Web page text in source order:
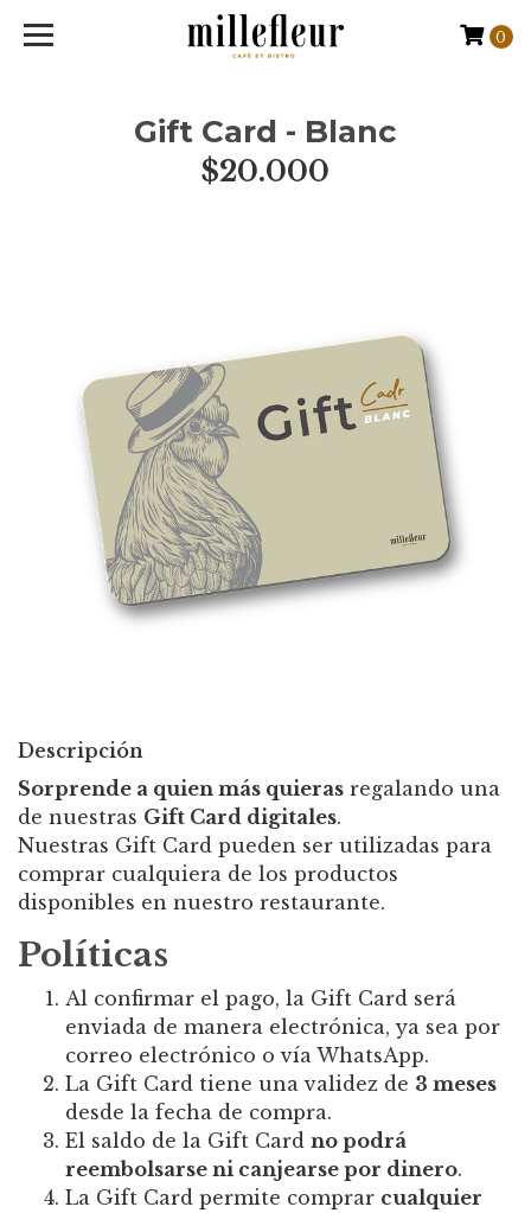
0
Gift Card - Blanc
$20.000
Descripción
Sorprende a quien más quieras regalando una
de nuestras Gift Card digitales.
Nuestras Gift Card pueden ser utilizadas para
comprar cualquiera de los productos
disponibles en nuestro restaurante.
Políticas
Al confirmar el pago, la Gift Card será
enviada de manera electrónica, ya sea por
correo electrónico o vía WhatsApp.
La Gift Card tiene una validez de 3 meses
desde la fecha de compra.
El saldo de la Gift Card no podrá
reembolsarse ni canjearse por dinero.
La Gift Card permite comprar cualquier